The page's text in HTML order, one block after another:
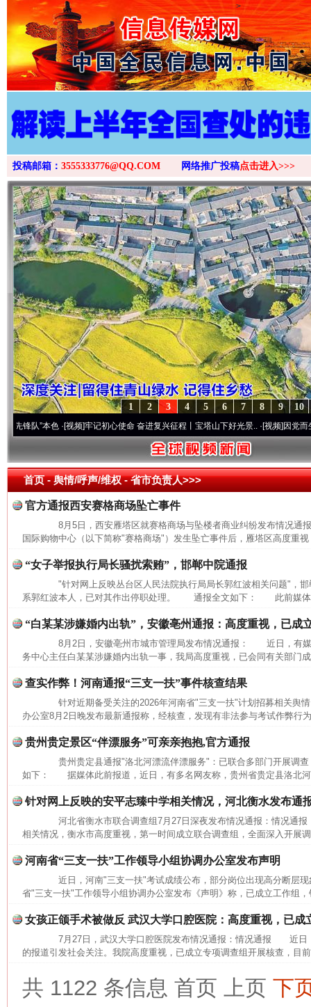
>
投稿邮箱： 3555333776@QQ.COM 网络推广投稿点击进入>>>
10
9
8
7
6
5
4
3
2
1
”本色·[视频]牢记初心使命 奋进复兴征程丨宝塔山下好光景..·[视频]因党而生 为
首页- 舆情/呼声/维权 -省市负责人>>>
官方通报西安赛格商场坠亡事件
8月5日，西安雁塔区就赛格商场与坠楼者商业纠纷发布情况
国际购物中心（以下简称"赛格商场"）发生坠亡事件后，雁塔区高度重
“女子举报执行局长骚扰索贿”，邯郸中院通报
"针对网上反映丛台区人民法院执行局局长郭红波相关问题"，邯
系郭红波本人，已对其作出停职处理。 通报全文如下： 此前媒体
“白某某涉嫌婚内出轨”，安徽亳州通报：高度重视，已成
8月2日，安徽亳州市城市管理局发布情况通报： 近日，有媒
务中心主任白某某涉嫌婚内出轨一事，我局高度重视，已会同有关部门
查实作弊！河南通报“三支一扶”事件核查结果
针对近期备受关注的2026年河南省"三支一扶"计划招募相关舆
办公室8月2日晚发布最新通报称，经核查，发现有非法参与考试作弊行
贵州贵定景区“伴漂服务”可亲亲抱抱,官方通报
贵州贵定县通报"洛北河漂流伴漂服务"：已联合多部门开展调查
如下： 据媒体此前报道，近日，有多名网友称，贵州省贵定县洛北
针对网上反映的安平志臻中学相关情况，河北衡水发布通
河北省衡水市联合调查组7月27日深夜发布情况通报：情况通
相关情况，衡水市高度重视，第一时间成立联合调查组，全面深入开展
河南省“三支一扶”工作领导小组协调办公室发布声明
近日，河南"三支一扶"考试成绩公布，部分岗位出现高分断层现
省"三支一扶"工作领导小组协调办公室发布《声明》称，已成立工作组
女孩正颌手术被做反 武汉大学口腔医院：高度重视，已成
7月27日，武汉大学口腔医院发布情况通报：情况通报 近日
的报道引发社会关注。我院高度重视，已成立专项调查组开展核查，目
共 1122 条信息 首页 上页 下
网上购药对药下症？